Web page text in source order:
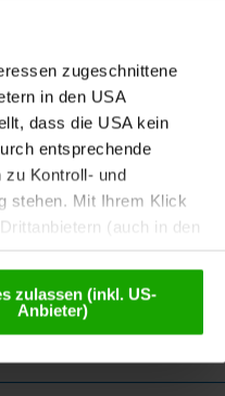
zugeschnittene
in den USA
dass die USA kein
entsprechende
zu Kontroll- und
stehen. Mit Ihrem Klick
(auch in den
zulassen (inkl. US-
Anbieter)